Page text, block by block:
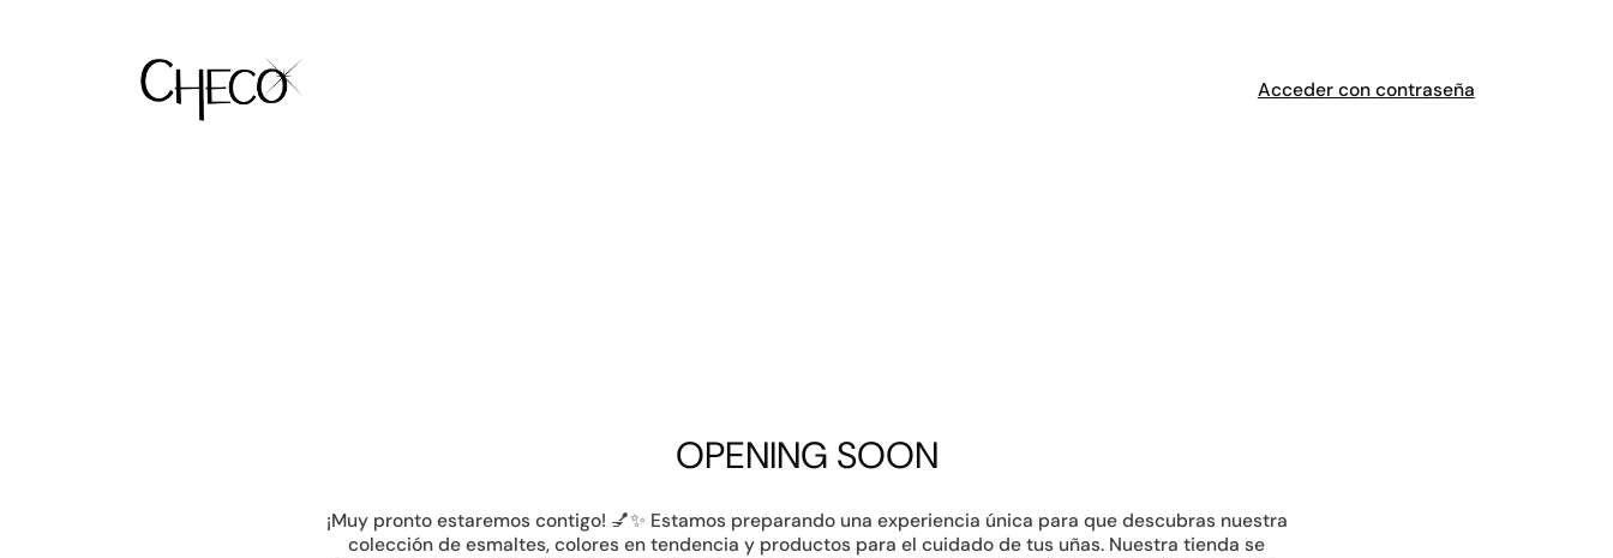
Acceder con contraseña
OPENING SOON
¡Muy pronto estaremos contigo! 💅✨ Estamos preparando una experiencia única para que descubras nuestra
colección de esmaltes, colores en tendencia y productos para el cuidado de tus uñas. Nuestra tienda se